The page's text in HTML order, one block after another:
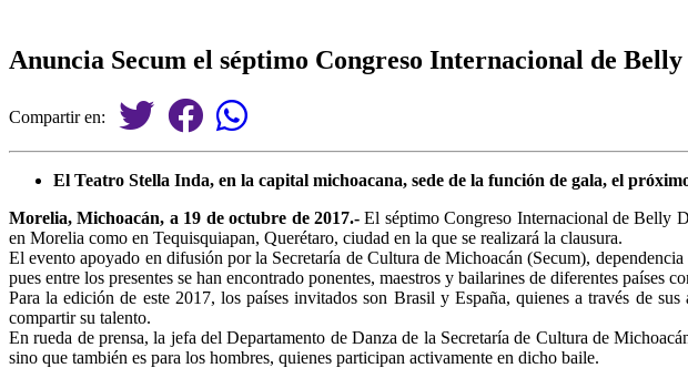
Anuncia Secum el séptimo Congreso Internacional de Belly
Compartir en:
El Teatro Stella Inda, en la capital michoacana, sede de la función de gala, el
Morelia, Michoacán, a 19 de octubre de 2017.-El séptimo Congreso Internacional de Belly
en Morelia como en Tequisquiapan, Querétaro, ciudad en la que se realizará la clausura.
El evento apoyado en difusión por la Secretaría de Cultura de Michoacán (Secum),
pues entre los presentes se han encontrado ponentes, maestros y bailarines de diferentes países
Para la edición de este 2017, los países invitados son Brasil y España, quienes a través de
compartir su talento.
En rueda de prensa, la jefa del Departamento de Danza de la Secretaría de Cultura de
sino que también es para los hombres, quienes participan activamente en dicho baile.